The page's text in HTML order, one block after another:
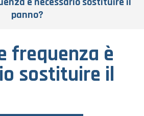
panno?
frequenza è
sostituire il